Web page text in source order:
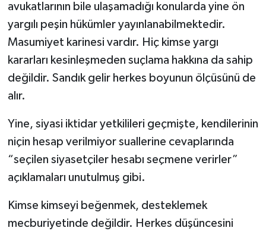
avukatlarının bile ulaşamadığı konularda yine ön
yargılı peşin hükümler yayınlanabilmektedir.
Masumiyet karinesi vardır. Hiç kimse yargı
kararları kesinleşmeden suçlama hakkına da sahip
değildir. Sandık gelir herkes boyunun ölçüsünü de
alır.
Yine, siyasi iktidar yetkilileri geçmişte, kendilerinin
niçin hesap verilmiyor suallerine cevaplarında
“seçilen siyasetçiler hesabı seçmene verirler”
açıklamaları unutulmuş gibi.
Kimse kimseyi beğenmek, desteklemek
mecburiyetinde değildir. Herkes düşüncesini